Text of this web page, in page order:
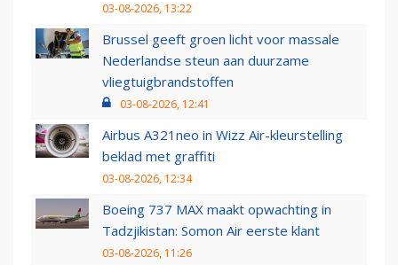
03-08-2026, 13:22
Brussel geeft groen licht voor massale
Nederlandse steun aan duurzame
vliegtuigbrandstoffen
03-08-2026, 12:41
Airbus A321neo in Wizz Air-kleurstelling
beklad met graffiti
03-08-2026, 12:34
Boeing 737 MAX maakt opwachting in
Tadzjikistan: Somon Air eerste klant
03-08-2026, 11:26